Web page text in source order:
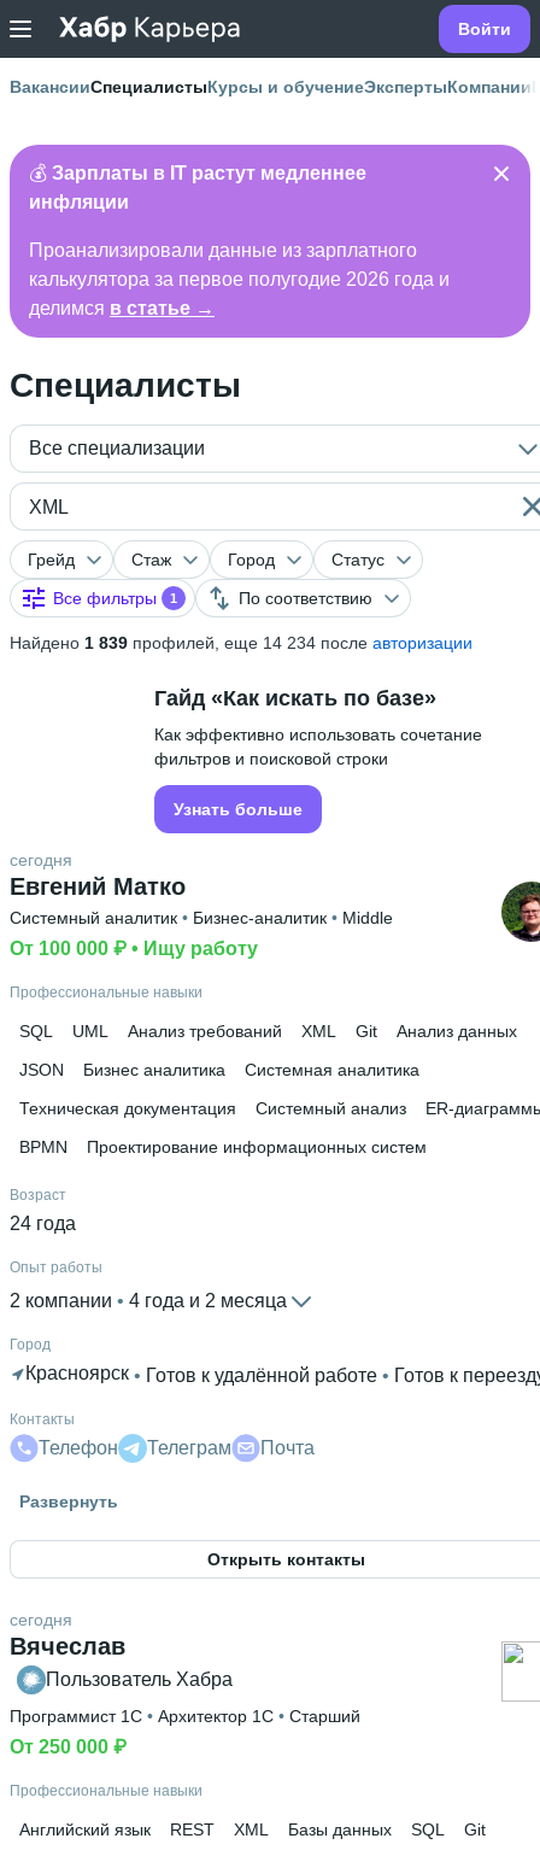
Войти
ВакансииСпециалистыКурсы и обучениеЭкспертыКомпании
💰 Зарплаты в IT растут медленнее
инфляции
Проанализировали данные из зарплатного
калькулятора за первое полугодие 2026 года и
делимся в статье →
Специалисты
Все специализации
XML
Грейд Стаж Город
Статус
Все фильтры
1 По соответствию
Найдено 1 839 профилей, еще 14 234 после авторизации
Гайд «Как искать по базе»
Как эффективно использовать сочетание
фильтров и поисковой строки
Узнать больше
Евгений Матко
сегодня
Системный аналитик • Бизнес-аналитик • Middle
От 100 000 ₽ • Ищу работу
Профессиональные навыки
SQL UML Анализ требований XML Git
Анализ данных
JSON
Бизнес аналитика
Системная аналитика
Техническая документация
Системный анализ
ER-
BPMN
Проектирование информационных систем
Возраст
24 года
Опыт работы
2 компании 4 года и 2 месяца
Город
Красноярск • Готов к удалённой работе • Готов к
Контакты
Телефон Телеграм Почта
Высшее образование
СФУ
ИКиТ - Институт космических и информационных
технологий
Дополнительное образование
Развернуть
Открыть контакты
Вячеслав
сегодня
Пользователь Хабра
Программист 1С • Архитектор 1С • Старший
От 250 000 ₽
Профессиональные навыки
Английский язык REST XML Базы данных SQL Git